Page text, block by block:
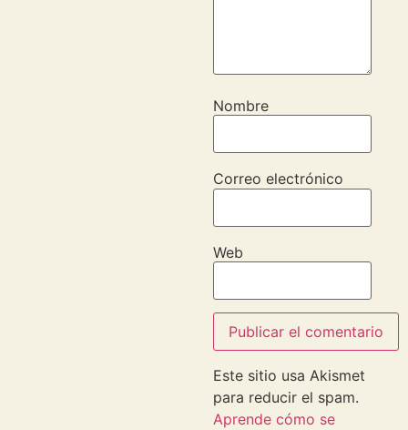
Nombre
Correo electrónico
Web
Este sitio usa Akismet
para reducir el spam.
Aprende cómo se